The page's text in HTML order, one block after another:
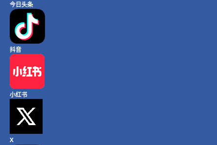
今日头条
抖音
小红书
X